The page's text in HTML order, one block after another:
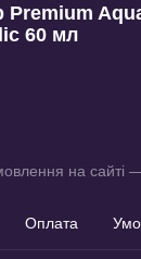
Premium
60 мл
на сайті
Оплата